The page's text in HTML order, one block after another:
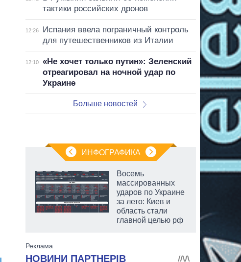
тактики российских дронов
12:26
Испания ввела пограничный контроль
для путешественников из Италии
12:10
«Не хочет только путин»: Зеленский
отреагировал на ночной удар по
Украине
Больше новостей
ИНФОГРАФИКА
Восемь
массированных
ударов по Украине
за лето: Киев и
область стали
главной целью рф